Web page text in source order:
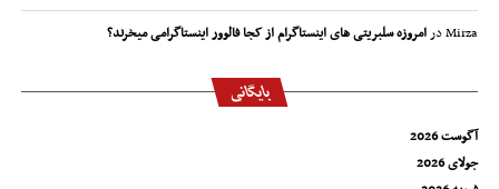
Mirzaدرامروزه سلبریتی های اینستاگرام از کجا فالوور اینستاگرامی میخرند؟
بایگانی
آگوست 2026
جولای 2026